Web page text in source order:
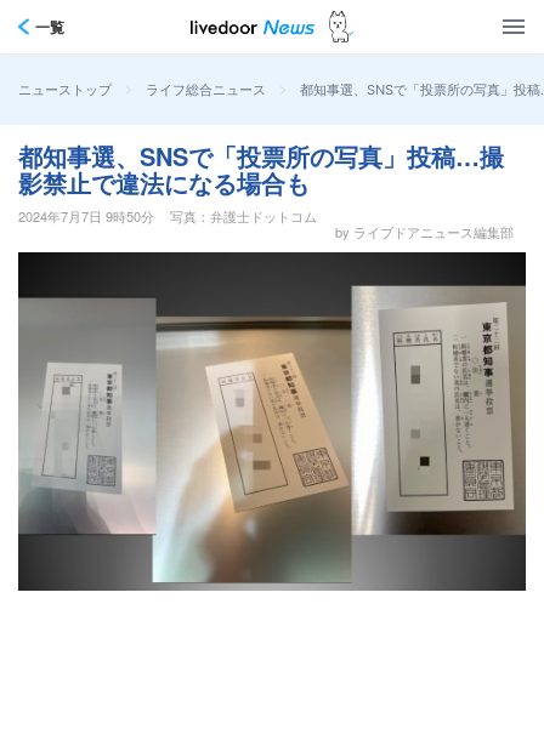
一覧
ニューストップ > ライフ総合ニュース > 都知事選、SNSで「投票所の写真」投
都知事選、SNSで「投票所の写真」投稿…撮
影禁止で違法になる場合も
2024年7月7日 9時50分
写真：弁護士ドットコム
by ライブドアニュース編集部